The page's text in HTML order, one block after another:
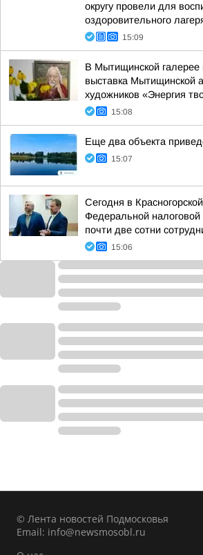
округу провели для
оздоровительного
15:09
В Мытищинской галерее
выставка Мытищинской
художников «Энергия
15:08
Еще два объекта
15:07
Сегодня в
Федеральной
почти две сотни
15:06
© Лента новостей Подмосковья
Email: info@newsmosobl.ru